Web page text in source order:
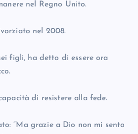
nel Regno Unito.
nel 2008.
figli, ha detto di essere ora
di resistere alla fede.
“Ma grazie a Dio non mi sento